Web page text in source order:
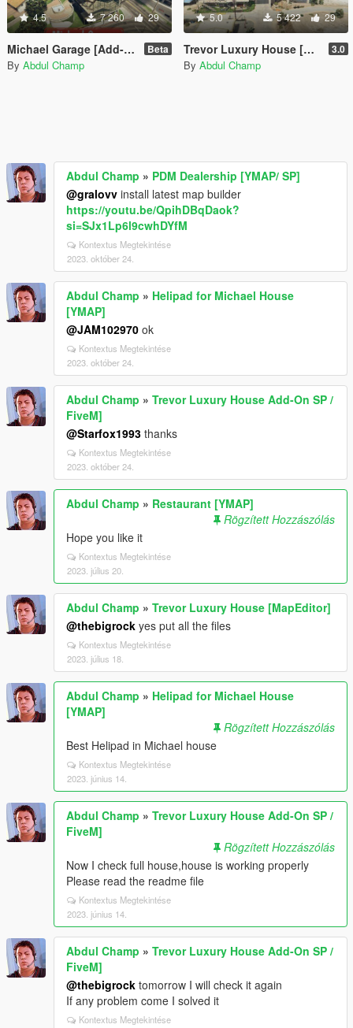
4.5 7 260 29
Michael Garage [Add-On SP / FiveM] Beta
By Abdul Champ
5.0 5 422 29
Trevor Luxury House [MapEditor] 3.0
By Abdul Champ
Abdul Champ » PDM Dealership [YMAP/ SP]
@gralovv install latest map builder
https://youtu.be/QpihDBqDaok?
si=SJx1Lp6l9cwhDYfM
Kontextus Megtekintése
2023. október 24.
Abdul Champ » Helipad for Michael House
[YMAP]
@JAM102970 ok
Kontextus Megtekintése
2023. október 24.
Abdul Champ » Trevor Luxury House Add-On SP /
FiveM]
@Starfox1993 thanks
Kontextus Megtekintése
2023. október 24.
Abdul Champ » Restaurant [YMAP]
Rögzített Hozzászólás
Hope you like it
Kontextus Megtekintése
2023. július 20.
Abdul Champ » Trevor Luxury House [MapEditor]
@thebigrock yes put all the files
Kontextus Megtekintése
2023. július 18.
Abdul Champ » Helipad for Michael House
[YMAP]
Rögzített Hozzászólás
Best Helipad in Michael house
Kontextus Megtekintése
2023. június 14.
Abdul Champ » Trevor Luxury House Add-On SP /
FiveM]
Rögzített Hozzászólás
Now I check full house,house is working properly
Please read the readme file
Kontextus Megtekintése
2023. június 14.
Abdul Champ » Trevor Luxury House Add-On SP /
FiveM]
@thebigrock tomorrow I will check it again
If any problem come I solved it
Kontextus Megtekintése